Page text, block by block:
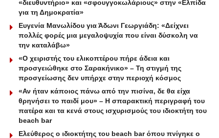
«διευθυντήριο» και «σφουγγοκωλάριους» στην «Ελπίδα
για τη Δημοκρατία»
Ευγενία Μανωλίδου για Άδωνι Γεωργιάδη: «Δείχνει
πολλές φορές μια μεγαλοψυχία που είναι δύσκολη να
την καταλάβω»
«Ο χειριστής του ελικοπτέρου πήρε άδεια και
προσγειώθηκε στο Σαρακήνικο» – Τη στιγμή της
προσγείωσης δεν υπήρχε στην περιοχή κόσμος
«Αν ήταν κάποιος πάνω από την πισίνα, δε θα είχα
θρηνήσει το παιδί μου» – Η σπαρακτική περιγραφή του
πατέρα και τα κενά στους ισχυρισμούς του ιδιοκτήτη του
beach bar
Ελεύθερος ο ιδιοκτήτης του beach bar όπου πνίγηκε ο